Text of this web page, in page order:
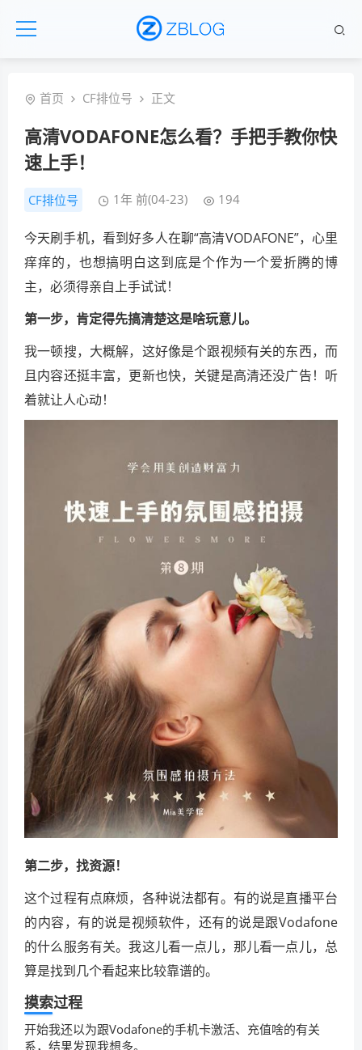
首页 CF排位号 正文
高清VODAFONE怎么看？手把手教你快
速上手！
CF排位号 1年 前(04-23) 194
今天刷手机，看到好多人在聊“高清VODAFONE”，心里
痒痒的，也想搞明白这到底是个作为一个爱折腾的博
主，必须得亲自上手试试！
第一步，肯定得先搞清楚这是啥玩意儿。
我一顿搜，大概解，这好像是个跟视频有关的东西，而
且内容还挺丰富，更新也快，关键是高清还没广告！听
着就让人心动！
第二步，找资源！
这个过程有点麻烦，各种说法都有。有的说是直播平台
的内容，有的说是视频软件，还有的说是跟Vodafone
的什么服务有关。我这儿看一点儿，那儿看一点儿，总
算是找到几个看起来比较靠谱的。
摸索过程
开始我还以为跟Vodafone的手机卡激活、充值啥的有关
系，结果发现我想多。